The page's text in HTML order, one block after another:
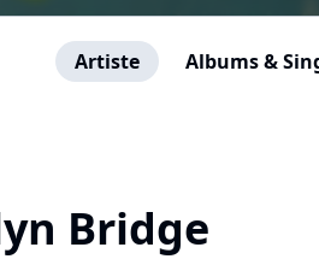
Artiste Albums &
Bridge